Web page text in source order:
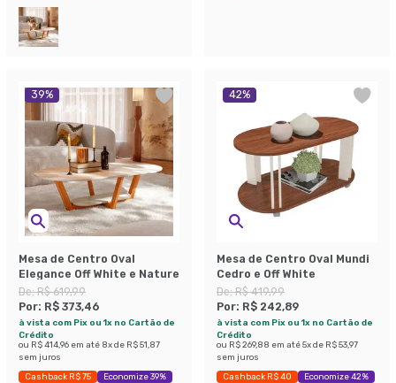
39%
Mesa de Centro Oval
Elegance Off White e Nature
De:R$ 619,99
Por: R$ 373,46
à vista com Pix ou 1x no Cartão de
Crédito
ou R$ 414,96 em até 8x de R$ 51,87
sem juros
Cashback R$ 75 Economize 39%
42%
Mesa de Centro Oval Mundi
Cedro e Off White
De:R$ 419,99
Por: R$ 242,89
à vista com Pix ou 1x no Cartão de
Crédito
ou R$ 269,88 em até5x de R$ 53,97
sem juros
Cashback R$ 40 Economize 42%